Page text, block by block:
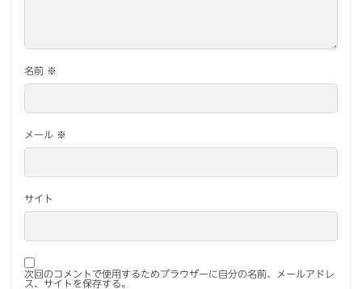
名前 ※
メール ※
サイト
次回のコメントで使用するためブラウザーに自分の名前、メールアドレ
ス、サイトを保存する。